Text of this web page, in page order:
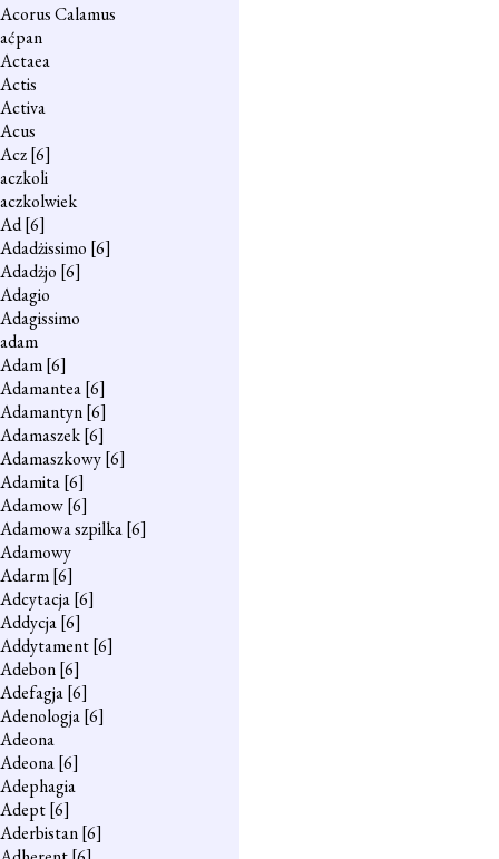
Acorus Calamus
aćpan
Actaea
Actis
Activa
Acus
Acz[6]
aczkoli
aczkolwiek
Ad[6]
Adadżissimo [6]
Adadżjo [6]
Adagio
Adagissimo
adam
Adam[6]
Adamantea[6]
Adamantyn[6]
Adamaszek[6]
Adamaszkowy[6]
Adamita[6]
Adamow[6]
Adamowa szpilka[6]
Adamowy
Adarm[6]
Adcytacja[6]
Addycja[6]
Addytament[6]
Adebon[6]
Adefagja[6]
Adenologja[6]
Adeona
Adeona[6]
Adephagia
Adept[6]
Aderbistan[6]